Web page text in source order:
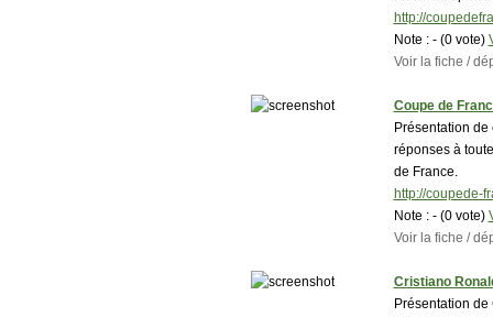
http://
Note : - (0 vote)
Voir la fiche /
Coupe de
Présentation
réponses à
de France.
http://coupede-
Note : - (0 vote)
Voir la fiche /
Cristiano
Présentation